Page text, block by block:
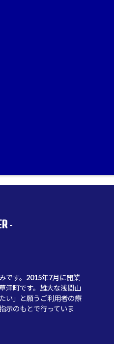
-
です。2015年7月に開業
津町です。雄大な浅間山
い」と願うご利用者の療
示のもとで行っていま